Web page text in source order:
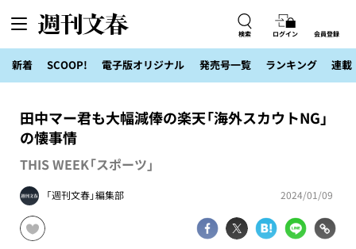
検索 ログイン 会員登録
新着 SCOOP! 電子版オリジナル 発売号一覧 ランキング 連載
田中マー君も大幅減俸の楽天「海外スカウトNG」
の懐事情
THIS WEEK「スポーツ」
「週刊文春」編集部 2024/01/09